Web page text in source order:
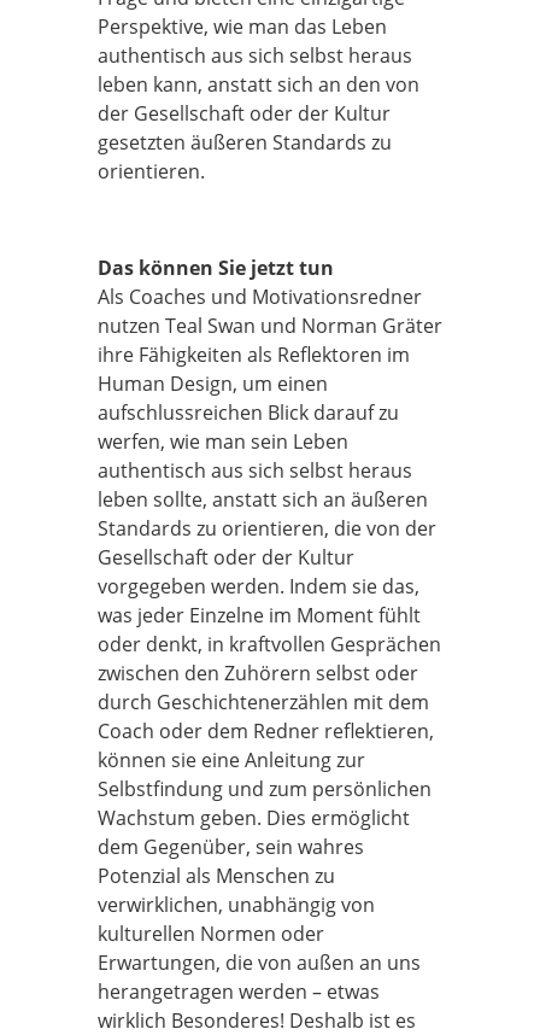
Perspektive, wie man das Leben
authentisch aus sich selbst heraus
leben kann, anstatt sich an den von
der Gesellschaft oder der Kultur
gesetzten äußeren Standards zu
orientieren.
Das können Sie jetzt tun
Als Coaches und Motivationsredner
nutzen Teal Swan und Norman Gräter
ihre Fähigkeiten als Reflektoren im
Human Design, um einen
aufschlussreichen Blick darauf zu
werfen, wie man sein Leben
authentisch aus sich selbst heraus
leben sollte, anstatt sich an äußeren
Standards zu orientieren, die von der
Gesellschaft oder der Kultur
vorgegeben werden. Indem sie das,
was jeder Einzelne im Moment fühlt
oder denkt, in kraftvollen Gesprächen
zwischen den Zuhörern selbst oder
durch Geschichtenerzählen mit dem
Coach oder dem Redner reflektieren,
können sie eine Anleitung zur
Selbstfindung und zum persönlichen
Wachstum geben. Dies ermöglicht
dem Gegenüber, sein wahres
Potenzial als Menschen zu
verwirklichen, unabhängig von
kulturellen Normen oder
Erwartungen, die von außen an uns
herangetragen werden – etwas
wirklich Besonderes! Deshalb ist es